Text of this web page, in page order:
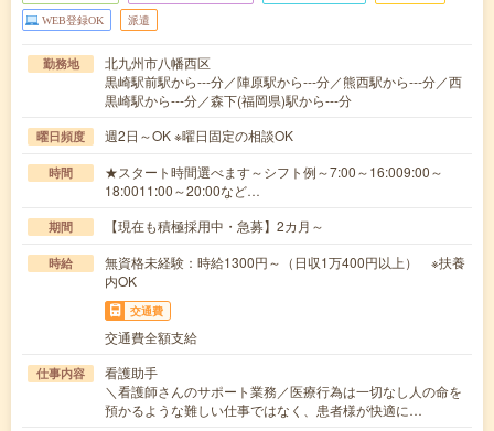
WEB登録OK 派遣
勤務地
北九州市八幡西区
黒崎駅前駅から---分／陣原駅から---分／熊西駅から---分／西
黒崎駅から---分／森下(福岡県)駅から---分
曜日頻度 週2日～OK ※曜日固定の相談OK
時間
★スタート時間選べます～シフト例～7:00～16:009:00～
18:0011:00～20:00など…
期間 【現在も積極採用中・急募】2カ月～
時給
無資格未経験：時給1300円～（日収1万400円以上） ※扶養
内OK
交通費
交通費全額支給
仕事内容
看護助手
＼看護師さんのサポート業務／医療行為は一切なし人の命を
預かるような難しい仕事ではなく、患者様が快適に…